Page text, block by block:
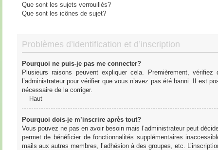
Que sont les sujets verrouillés?
Que sont les icônes de sujet?
Problèmes d’identification et d’inscription
Pourquoi ne puis-je pas me connecter?
Plusieurs raisons peuvent expliquer cela. Premièrement,
l’administrateur pour vérifier que vous n’avez pas été banni. Il est
nécessaire de la corriger.
Haut
Pourquoi dois-je m’inscrire après tout?
Vous pouvez ne pas en avoir besoin mais l’administrateur peut
permet de bénéficier de fonctionnalités supplémentaires
mails aux autres membres, l’adhésion à des groupes, etc.